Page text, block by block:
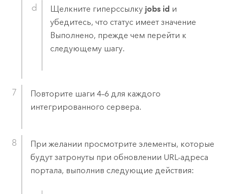
Щелкните гиперссылку jobs id и
убедитесь, что статус имеет значение
Выполнено, прежде чем перейти к
следующему шагу.
Повторите шаги 4–6 для каждого
интегрированного сервера.
При желании просмотрите элементы, которые
будут затронуты при обновлении URL-адреса
портала, выполнив следующие действия: